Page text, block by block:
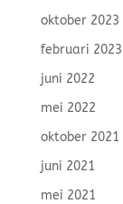
oktober 2023
februari 2023
juni 2022
mei 2022
oktober 2021
juni 2021
mei 2021